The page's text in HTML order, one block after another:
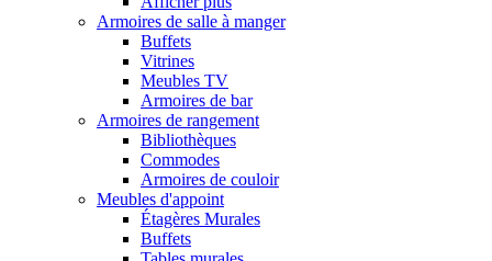
Armoires de salle à manger
Buffets
Vitrines
Meubles TV
Armoires de bar
Armoires de rangement
Bibliothèques
Commodes
Armoires de couloir
Meubles d'appoint
Étagères Murales
Buffets